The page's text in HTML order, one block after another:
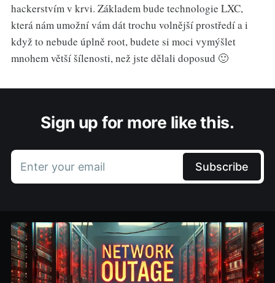
hackerstvím v krvi. Základem bude technologie LXC,
která nám umožní vám dát trochu volnější prostředí a i
když to nebude úplně root, budete si moci vymýšlet
mnohem větší šílenosti, než jste dělali doposud 🙂
Sign up for more like this.
Enter your email Subscribe